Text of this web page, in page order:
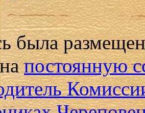
была
постоянную